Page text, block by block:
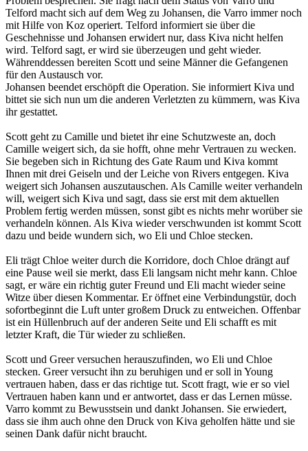
Telford macht sich auf dem Weg zu Johansen, die Varro immer noch
mit Hilfe von Koz operiert. Telford informiert sie über die
Geschehnisse und Johansen erwidert nur, dass Kiva nicht helfen
wird. Telford sagt, er wird sie überzeugen und geht wieder.
Währenddessen bereiten Scott und seine Männer die Gefangenen
für den Austausch vor.
Johansen beendet erschöpft die Operation. Sie informiert Kiva und
bittet sie sich nun um die anderen Verletzten zu kümmern, was Kiva
ihr gestattet.
Scott geht zu Camille und bietet ihr eine Schutzweste an, doch
Camille weigert sich, da sie hofft, ohne mehr Vertrauen zu wecken.
Sie begeben sich in Richtung des Gate Raum und Kiva kommt
Ihnen mit drei Geiseln und der Leiche von Rivers entgegen. Kiva
weigert sich Johansen auszutauschen. Als Camille weiter verhandeln
will, weigert sich Kiva und sagt, dass sie erst mit dem aktuellen
Problem fertig werden müssen, sonst gibt es nichts mehr worüber sie
verhandeln können. Als Kiva wieder verschwunden ist kommt Scott
dazu und beide wundern sich, wo Eli und Chloe stecken.
Eli trägt Chloe weiter durch die Korridore, doch Chloe drängt auf
eine Pause weil sie merkt, dass Eli langsam nicht mehr kann. Chloe
sagt, er wäre ein richtig guter Freund und Eli macht wieder seine
Witze über diesen Kommentar. Er öffnet eine Verbindungstür, doch
sofortbeginnt die Luft unter großem Druck zu entweichen. Offenbar
ist ein Hüllenbruch auf der anderen Seite und Eli schafft es mit
letzter Kraft, die Tür wieder zu schließen.
Scott und Greer versuchen herauszufinden, wo Eli und Chloe
stecken. Greer versucht ihn zu beruhigen und er soll in Young
vertrauen haben, dass er das richtige tut. Scott fragt, wie er so viel
Vertrauen haben kann und er antwortet, dass er das Lernen müsse.
Varro kommt zu Bewusstsein und dankt Johansen. Sie erwiedert,
dass sie ihm auch ohne den Druck von Kiva geholfen hätte und sie
seinen Dank dafür nicht braucht.